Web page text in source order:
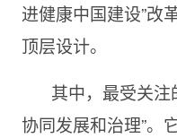
进健康中国建设”改
顶层设计。
其中，最受关注
协同发展和治理”。